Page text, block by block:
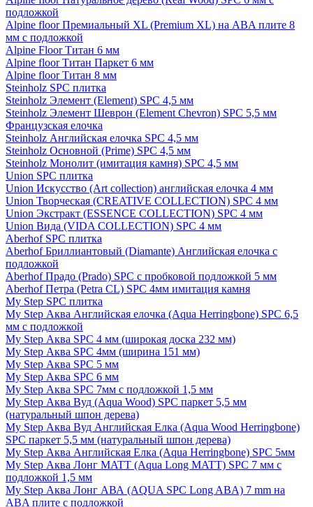
подложкой
Alpine floor Премиальный XL (Premium XL) на ABA плите 8
мм с подложкой
Alpine Floor Титан 6 мм
Alpine floor Титан Паркет 6 мм
Alpine floor Титан 8 мм
Steinholz SPC плитка
Steinholz Элемент (Element) SPC 4,5 мм
Steinholz Элемент Шеврон (Element Chevron) SPC 5,5 мм
Французская елочка
Steinholz Английская елочка SPC 4,5 мм
Steinholz Основной (Prime) SPC 4,5 мм
Steinholz Монолит (имитация камня) SPC 4,5 мм
Union SPC плитка
Union Искусство (Art collection) английская елочка 4 мм
Union Творческая (CREATIVE COLLECTION) SPC 4 мм
Union Экстракт (ESSENCE COLLECTION) SPC 4 мм
Union Вида (VIDA COLLECTION) SPC 4 мм
Aberhof SPC плитка
Aberhof Бриллиантовый (Diamante) Английская елочка с
подложкой
Aberhof Прадо (Prado) SPC с пробковой подложкой 5 мм
Aberhof Петра (Petra CL) SPC 4мм имитация камня
My Step SPC плитка
My Step Аква Английская елочка (Aqua Herringbone) SPC 6,5
мм с подложкой
My Step Аква SPC 4 мм (широкая доска 232 мм)
My Step Аква SPC 4мм (ширина 151 мм)
My Step Аква SPC 5 мм
My Step Аква SPC 6 мм
My Step Аква SPC 7мм c подложкой 1,5 мм
My Step Аква Вуд (Aqua Wood) SPC паркет 5,5 мм
(натуральный шпон дерева)
My Step Аква Вуд Английская Елка (Aqua Wood Herringbone)
SPC паркет 5,5 мм (натуральный шпон дерева)
My Step Аква Английская Елка (Aqua Herringbone) SPC 5мм
My Step Аква Лонг MATT (Aqua Long MATT) SPC 7 мм с
подложкой 1,5 мм
My Step Аква Лонг АВА (AQUA SPC Long ABA) 7 mm на
ABA плите с подложкой